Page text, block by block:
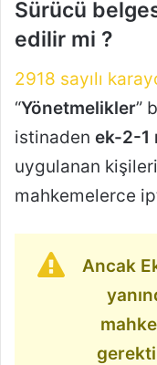
Sürücü
edilir mi ?
2918 sayılı
“Yönetmelikler”
istinaden ek-2-1
uygulanan
mahkemelerce
Ancak